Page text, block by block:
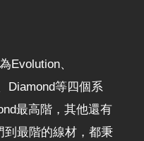
Evolution、
Diamond等四個系
最高階，其他還有
到最階的線材，都秉